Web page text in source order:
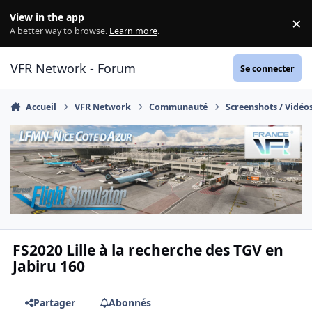
View in the app
A better way to browse. Learn more. ×
VFR Network - Forum Se connecter
Accueil VFR Network Communauté Screenshots /
FS2020 Lille à la recherche des TGV en
Jabiru 160
Partager Abonnés